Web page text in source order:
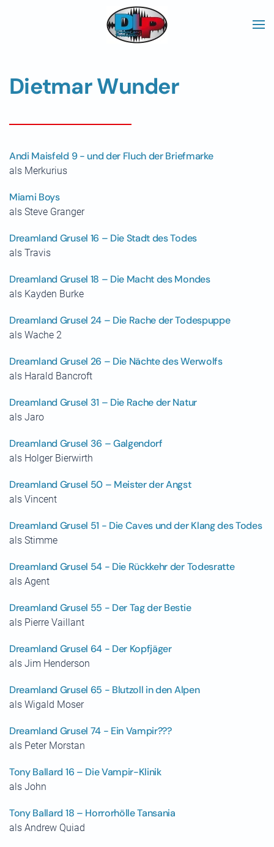
Skip to main content
Dietmar Wunder
Andi Maisfeld 9 - und der Fluch der Briefmarke
als Merkurius
Miami Boys
als Steve Granger
Dreamland Grusel 16 – Die Stadt des Todes
als Travis
Dreamland Grusel 18 – Die Macht des Mondes
als Kayden Burke
Dreamland Grusel 24 – Die Rache der Todespuppe
als Wache 2
Dreamland Grusel 26 – Die Nächte des Werwolfs
als Harald Bancroft
Dreamland Grusel 31 – Die Rache der Natur
als Jaro
Dreamland Grusel 36 – Galgendorf
als Holger Bierwirth
Dreamland Grusel 50 – Meister der Angst
als Vincent
Dreamland Grusel 51 - Die Caves und der Klang des Todes
als Stimme
Dreamland Grusel 54 - Die Rückkehr der Todesratte
als Agent
Dreamland Grusel 55 - Der Tag der Bestie
als Pierre Vaillant
Dreamland Grusel 64 - Der Kopfjäger
als Jim Henderson
Dreamland Grusel 65 - Blutzoll in den Alpen
als Wigald Moser
Dreamland Grusel 74 - Ein Vampir???
als Peter Morstan
Tony Ballard 16 – Die Vampir-Klinik
als John
Tony Ballard 18 – Horrorhölle Tansania
als Andrew Quiad